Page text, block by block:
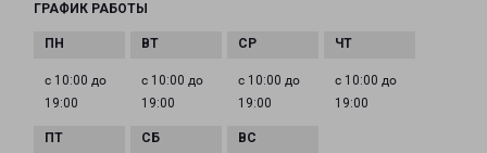
ГРАФИК РАБОТЫ
с 10:00 до
19:00
с 10:00 до
19:00
с 10:00 до
19:00
с 10:00 до
19:00